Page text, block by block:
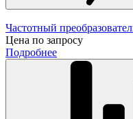
Частотный
Цена по запросу
Подробнее